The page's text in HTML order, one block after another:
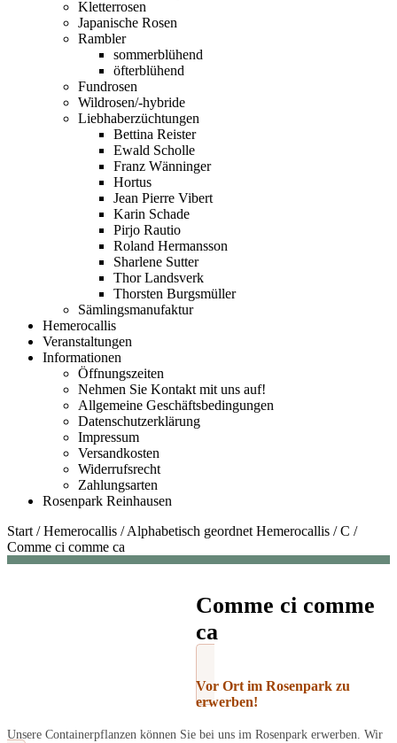
Kletterrosen
Japanische Rosen
Rambler
sommerblühend
öfterblühend
Fundrosen
Wildrosen/-hybride
Liebhaberzüchtungen
Bettina Reister
Ewald Scholle
Franz Wänninger
Hortus
Jean Pierre Vibert
Karin Schade
Pirjo Rautio
Roland Hermansson
Sharlene Sutter
Thor Landsverk
Thorsten Burgsmüller
Sämlingsmanufaktur
Hemerocallis
Veranstaltungen
Informationen
Öffnungszeiten
Nehmen Sie Kontakt mit uns auf!
Allgemeine Geschäftsbedingungen
Datenschutzerklärung
Impressum
Versandkosten
Widerrufsrecht
Zahlungsarten
Rosenpark Reinhausen
Start /Hemerocallis /Alphabetisch geordnet Hemerocallis /C /
Comme ci comme ca
Comme ci comme
ca
Vor Ort im Rosenpark zu
erwerben!
Unsere Containerpflanzen können Sie bei uns im Rosenpark erwerben. Wir